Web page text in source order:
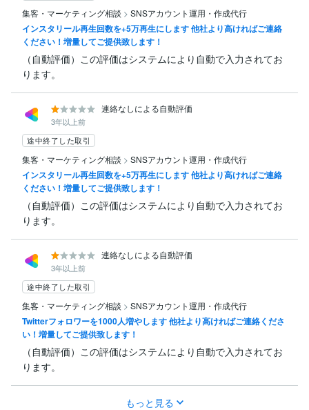
集客・マーケティング相談 > SNSアカウント運用・作成代行
インスタリール再生回数を+5万再生にします 他社より高ければご連絡
ください！増量してご提供致します！
（自動評価）この評価はシステムにより自動で入力されてお
ります。
連絡なしによる自動評価
3年以上前
途中終了した取引
集客・マーケティング相談 > SNSアカウント運用・作成代行
インスタリール再生回数を+5万再生にします 他社より高ければご連絡
ください！増量してご提供致します！
（自動評価）この評価はシステムにより自動で入力されてお
ります。
連絡なしによる自動評価
3年以上前
途中終了した取引
集客・マーケティング相談 > SNSアカウント運用・作成代行
Twitterフォロワーを1000人増やします 他社より高ければご連絡くださ
い！増量してご提供致します！
（自動評価）この評価はシステムにより自動で入力されてお
ります。
もっと見る